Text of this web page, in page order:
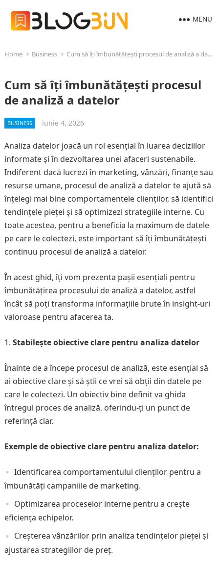
MENU
Home Business Cum să îți îmbunătățești procesul de analiză a datelor
Cum să îți îmbunătățești procesul
de analiză a datelor
BUSINESS iunie 4, 2026
Analiza datelor joacă un rol esențial în luarea deciziilor
informate și în dezvoltarea unei afaceri sustenabile.
Indiferent dacă lucrezi în marketing, vânzări, finanțe sau
resurse umane, procesul de analiză a datelor te ajută să
înțelegi mai bine comportamentele clienților, să identifici
tendințele pieței și să optimizezi strategiile interne. Cu
toate acestea, pentru a beneficia la maximum de datele
pe care le colectezi, este important să îți îmbunătățești
continuu procesul de analiză a datelor.
În acest ghid, îți vom prezenta pașii esențiali pentru
îmbunătățirea procesului de analiză a datelor, astfel
încât să poți transforma informațiile brute în insight-uri
valoroase pentru afacerea ta.
Stabilește obiective clare pentru analiza datelor
Înainte de a începe procesul de analiză, este esențial să
ai obiective clare și să știi ce vrei să obții din datele pe
care le colectezi. Un obiectiv bine definit va ghida
întregul proces de analiză, oferindu-ți un punct de
referință clar.
Exemple de obiective clare pentru analiza datelor:
Identificarea comportamentului clienților pentru a
îmbunătăți campaniile de marketing.
Optimizarea proceselor interne pentru a crește
eficiența echipelor.
Creșterea vânzărilor prin analiza tendințelor pieței și
ajustarea strategiilor de preț.